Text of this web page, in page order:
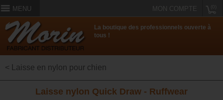
MENU MON COMPTE
La boutique des professionnels ouverte à
tous !
< Laisse en nylon pour chien
Laisse nylon Quick Draw - Ruffwear